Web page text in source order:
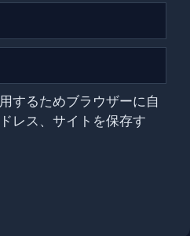
するためブラウザーに自
レス、サイトを保存す